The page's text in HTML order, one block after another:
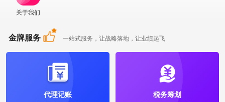
关于我们
金牌服务 一站式服务，让战略落地，让业绩起飞
代理记账 税务筹划